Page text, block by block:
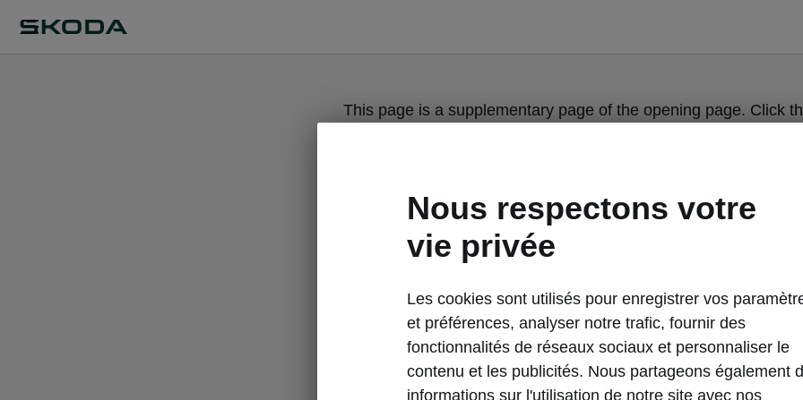
This page is a supplementary page of the opening page. Click
Nous respectons votre
vie privée
Les cookies sont utilisés pour enregistrer vos
et préférences, analyser notre trafic, fournir des
fonctionnalités de réseaux sociaux et personnaliser le
contenu et les publicités. Nous partageons également
informations sur l'utilisation de notre site avec nos